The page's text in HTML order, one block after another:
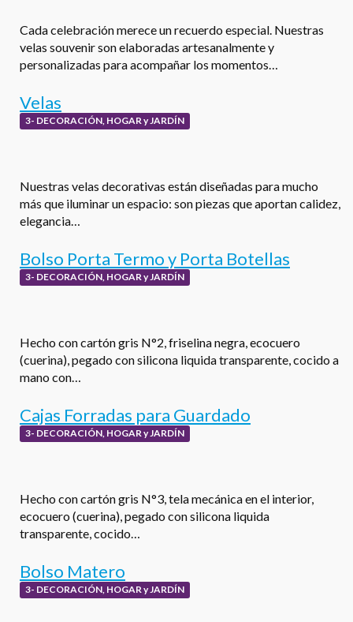
Cada celebración merece un recuerdo especial. Nuestras
velas souvenir son elaboradas artesanalmente y
personalizadas para acompañar los momentos…
Velas
3- DECORACIÓN, HOGAR y JARDÍN
Nuestras velas decorativas están diseñadas para mucho
más que iluminar un espacio: son piezas que aportan calidez,
elegancia…
Bolso Porta Termo y Porta Botellas
3- DECORACIÓN, HOGAR y JARDÍN
Hecho con cartón gris N°2, friselina negra, ecocuero
(cuerina), pegado con silicona liquida transparente, cocido a
mano con…
Cajas Forradas para Guardado
3- DECORACIÓN, HOGAR y JARDÍN
Hecho con cartón gris N°3, tela mecánica en el interior,
ecocuero (cuerina), pegado con silicona liquida
transparente, cocido…
Bolso Matero
3- DECORACIÓN, HOGAR y JARDÍN